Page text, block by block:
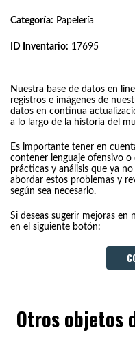
Categoría: Papelería
ID Inventario: 17695
Nuestra base de datos en
registros e imágenes de
datos en continua
a lo largo de la historia del
Es importante tener en
contener lenguaje ofensivo
prácticas y análisis que ya
abordar estos problemas y
según sea necesario.
Si deseas sugerir mejoras en
en el siguiente botón:
Otros objetos